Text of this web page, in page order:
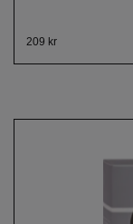
209 kr